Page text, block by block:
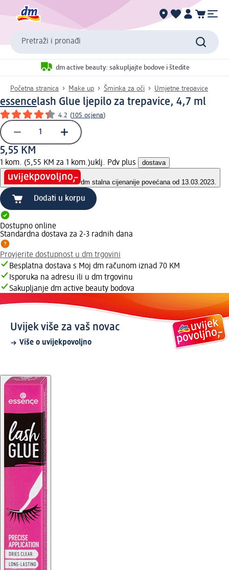
Pretraži i pronađi
dm active beauty: sakupljajte bodove i štedite
Početna stranica Make up Šminka za oči Umjetne trepavice
essencelash Glue ljepilo za trepavice, 4,7 ml
4.2 (105 ocjena)
5,55 KM
1 kom. (5,55 KM za 1 kom.)uklj. Pdv plus dostava
dm stalna cijenanije povećana od 13.03.2023.
Dodati u korpu
Dostupno online
Standardna dostava za 2-3 radnih dana
Provjerite dostupnost u dm trgovini
Besplatna dostava s Moj dm računom iznad 70 KM
Isporuka na adresu ili u dm trgovinu
Sakupljanje dm active beauty bodova
Uvijek više za vaš novac
Više o uvijekpovoljno